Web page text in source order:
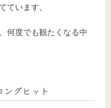
ています。
何度でも観たくなる中
グヒット